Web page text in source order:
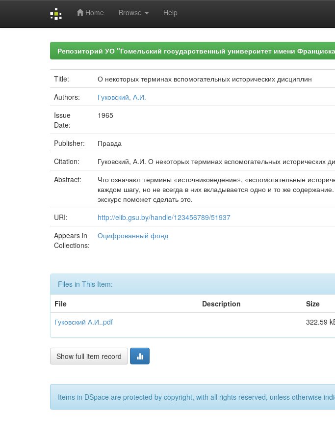
Home Browse Help
Репозиторий УО "Гомельский государственный университет имени
Title:
О некоторых терминах вспомогательных исторических дисциплин
Authors:
Гуковский, А.И.
Issue
Date:
1965
Publisher:
Правда
Citation:
Гуковский, А.И. О некоторых терминах вспомогательных
Abstract:
Что означают термины «источниковедение», «вспомогательные
каждом шагу, но не всегда в них вкладывается одно и то же
экскурс поможет сделать это.
URI:
http://elib.gsu.by/handle/123456789/51937
Appears in
Collections:
Оцифрованный фонд
Files in This Item:
File
Description Size
Гуковский А.И..pdf
322.59
Show full item record
Items in DSpace are protected by copyright, with all rights reserved, unless otherwise